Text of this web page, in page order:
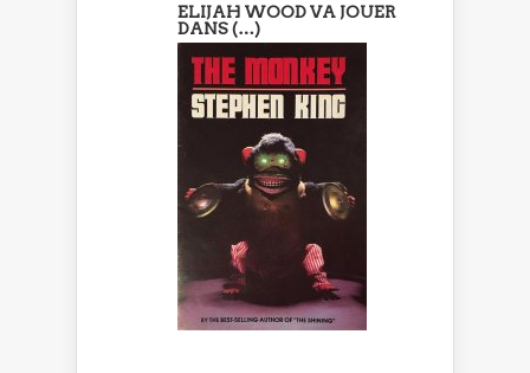
ELIJAH WOOD VA JOUER
DANS (…)